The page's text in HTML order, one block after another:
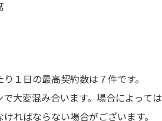
１日の最高契約数は７件です。
で大変混み合います。場合によって
ればならない場合がございます。